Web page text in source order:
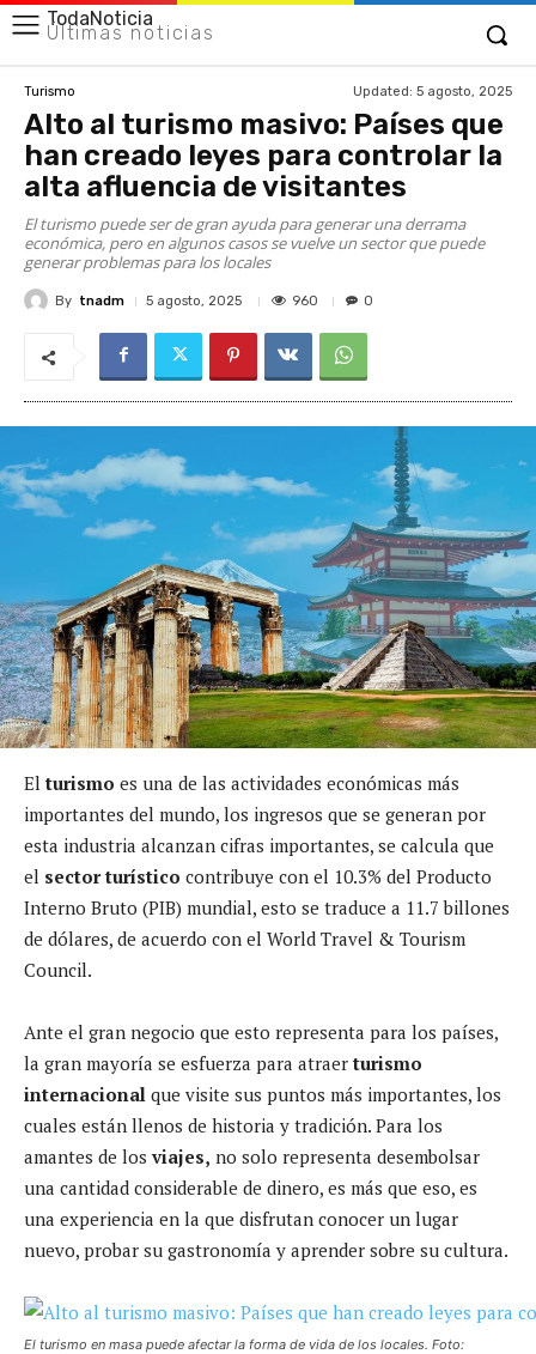
TodaNoticia
Últimas noticias
Turismo Updated: 5 agosto, 2025
Alto al turismo masivo: Países que
han creado leyes para controlar la
alta afluencia de visitantes
El turismo puede ser de gran ayuda para generar una derrama
económica, pero en algunos casos se vuelve un sector que puede
generar problemas para los locales
By tnadm 5 agosto, 2025 960 0
El turismo es una de las actividades económicas más
importantes del mundo, los ingresos que se generan por
esta industria alcanzan cifras importantes, se calcula que
el sector turístico contribuye con el 10.3% del Producto
Interno Bruto (PIB) mundial, esto se traduce a 11.7 billones
de dólares, de acuerdo con el World Travel & Tourism
Council.
Ante el gran negocio que esto representa para los países,
la gran mayoría se esfuerza para atraerturismo
internacional que visite sus puntos más importantes, los
cuales están llenos de historia y tradición. Para los
amantes de los viajes, no solo representa desembolsar
una cantidad considerable de dinero, es más que eso, es
una experiencia en la que disfrutan conocer un lugar
nuevo, probar su gastronomía y aprender sobre su cultura.
El turismo en masa puede afectar la forma de vida de los locales. Foto: